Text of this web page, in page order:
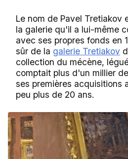
Le nom de Pavel Tretiakov
la galerie qu'il a lui-même
avec ses propres fonds en
sûr de la galerie Tretiakov
collection du mécène,
comptait plus d'un millier
ses premières acquisitions
peu plus de 20 ans.